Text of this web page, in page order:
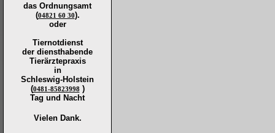
das Ordnungsamt
(04821 60 30).
oder
Tiernotdienst
der diensthabende
Tierärztepraxis
in
Schleswig-Holstein
(0481-85823998 )
Tag und Nacht
Vielen Dank.